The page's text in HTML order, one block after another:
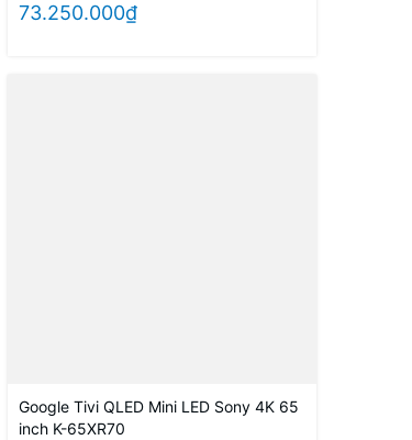
73.250.000₫
Google Tivi QLED Mini LED Sony 4K 65
inch K-65XR70